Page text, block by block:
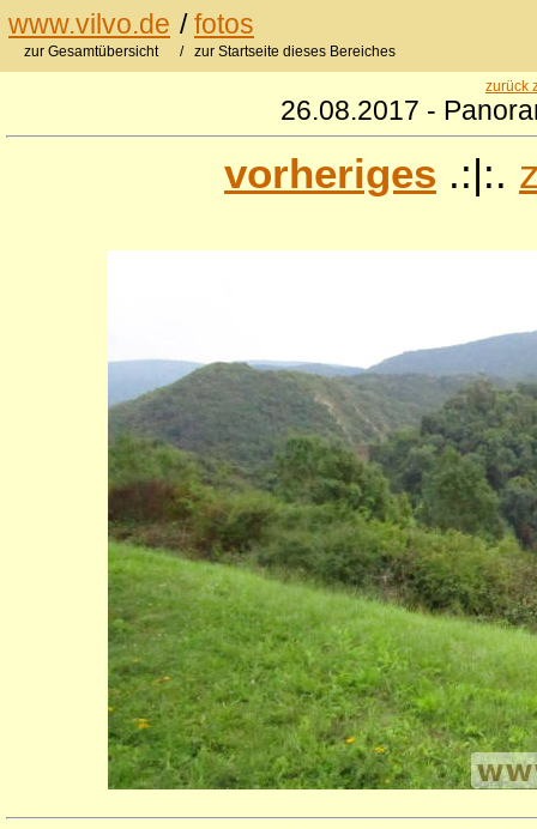
www.vilvo.de /fotos
zur Gesamtübersicht / zur Startseite dieses Bereiches
zurück
26.08.2017 -
vorheriges .:|:.